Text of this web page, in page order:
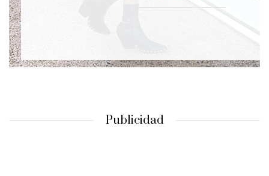
Publicidad